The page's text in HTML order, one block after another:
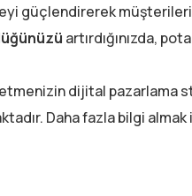
güçlendirerek
artırdığınızda,
dijital
Daha fazla bilgi almak